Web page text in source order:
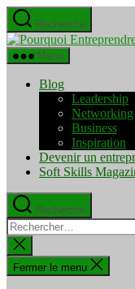
Aller
au
contenu
Recherche
Menu
Blog
Leadership
Networking
Business
Inspiration
Devenir un
Soft Skills
Recherche
Rechercher :
Fermer
la
recherche
Fermer le menu